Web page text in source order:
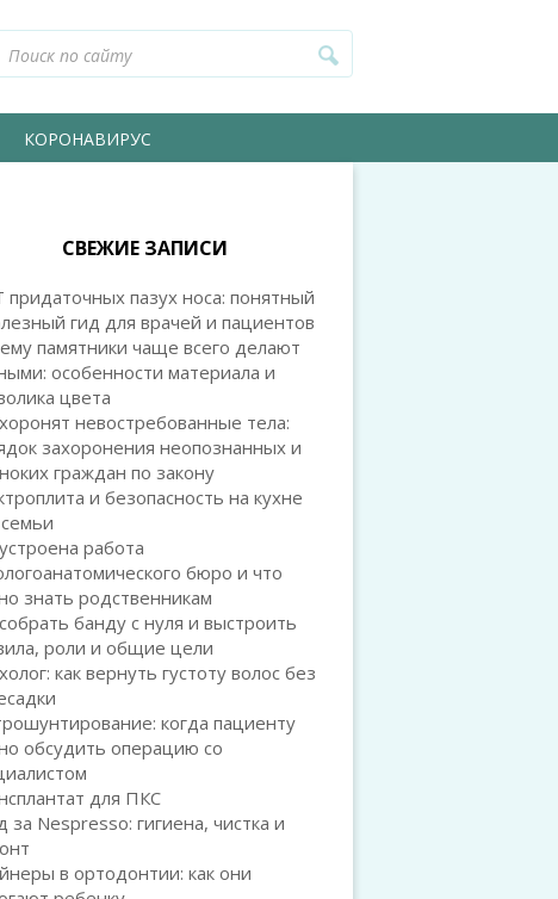
КОРОНАВИРУС
СВЕЖИЕ ЗАПИСИ
пазух носа: понятный
гид для врачей и пациентов
памятники чаще всего делают
особенности материала и
цвета
невостребованные тела:
захоронения неопознанных и
граждан по закону
и безопасность на кухне
работа
бюро и что
знать родственникам
банду с нуля и выстроить
роли и общие цели
как вернуть густоту волос без
когда пациенту
обсудить операцию со
для ПКС
за Nespresso: гигиена, чистка и
в ортодонтии: как они